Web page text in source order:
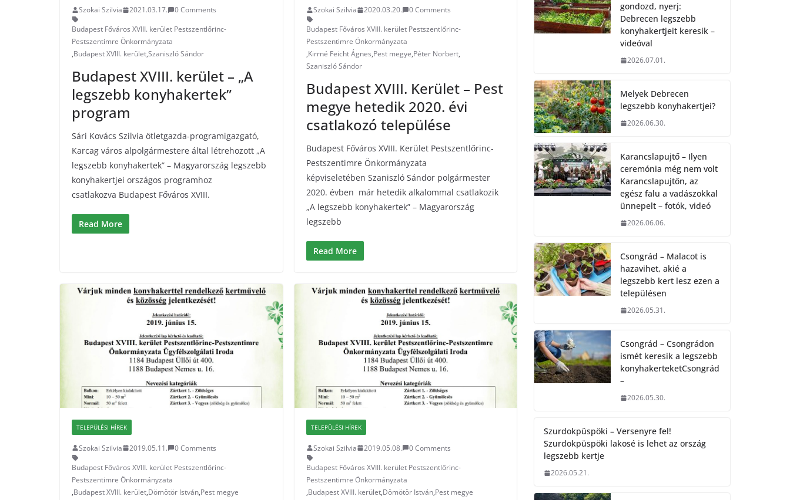
Szokai Szilvia 2021.03.17.
0 Comments
Budapest Főváros XVIII. kerület Pestszentlőrinc-
Pestszentimre Önkormányzata
,Budapest XVIII. kerület,Szaniszló Sándor
Budapest XVIII. kerület – „A
legszebb konyhakertek”
program
Sári Kovács Szilvia ötletgazda-programigazgató,
Karcag város alpolgármestere által létrehozott „A
legszebb konyhakertek” – Magyarország legszebb
konyhakertjei országos programhoz
csatlakozva Budapest Főváros XVIII.
Read More
Szokai Szilvia 2020.03.20.
0 Comments
Budapest Főváros XVIII. kerület Pestszentlőrinc-
Pestszentimre Önkormányzata
,Kirrné Feicht Ágnes,Pest megye,Péter Norbert,
Szaniszló Sándor
Budapest XVIII. Kerület – Pest
megye hetedik 2020. évi
csatlakozó települése
Budapest Főváros XVIII. Kerület Pestszentlőrinc-
Pestszentimre Önkormányzata
képviseletében Szaniszló Sándor polgármester
2020. évben már hetedik alkalommal csatlakozik
„A legszebb konyhakertek” – Magyarország
legszebb
Read More
TELEPÜLÉSI HÍREK
Szokai Szilvia 2019.05.11.
0 Comments
Budapest Főváros XVIII. kerület Pestszentlőrinc-
Pestszentimre Önkormányzata
,Budapest XVIII. kerület,Dömötör István,Pest megye
TELEPÜLÉSI HÍREK
Szokai Szilvia 2019.05.08.
0 Comments
Budapest Főváros XVIII. kerület Pestszentlőrinc-
Pestszentimre Önkormányzata
,Budapest XVIII. kerület,Dömötör István,Pest megye
gondozd, nyerj:
Debrecen legszebb
konyhakertjeit keresik –
videóval
2026.07.01.
Melyek Debrecen
legszebb konyhakertjei?
2026.06.30.
Karancslapujtő – Ilyen
ceremónia még nem volt
Karancslapujtőn, az
egész falu a vadászokkal
ünnepelt – fotók, videó
2026.06.06.
Csongrád – Malacot is
hazavihet, akié a
legszebb kert lesz ezen a
településen
2026.05.31.
Csongrád – Csongrádon
ismét keresik a legszebb
konyhakerteketCsongrád
–
2026.05.30.
Szurdokpüspöki – Versenyre fel!
Szurdokpüspöki lakosé is lehet az ország
legszebb kertje
2026.05.21.